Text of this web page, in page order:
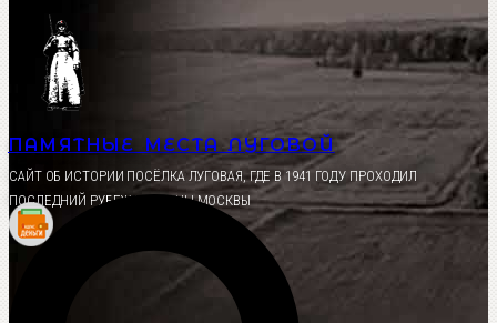
Перейти
содержимому
ПАМЯТНЫЕ МЕСТА ЛУГОВОЙ
CАЙТ ОБ ИСТОРИИ ПОСЁЛКА ЛУГОВАЯ, ГДЕ В 1941 ГОДУ ПРОХОДИЛ
ПОСЛЕДНИЙ РУБЕЖ ОБОРОНЫ МОСКВЫ